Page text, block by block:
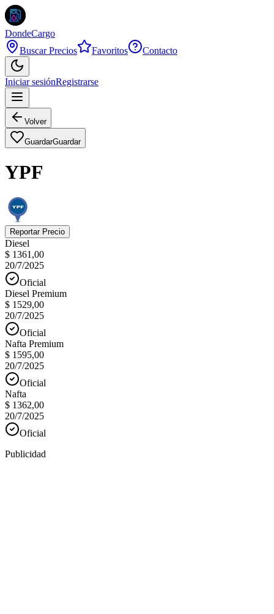
DondeCargo
Buscar Precios
Favoritos Contacto
Iniciar sesiónRegistrarse
Volver
GuardarGuardar
YPF
Reportar Precio
Diesel
$ 1361,00
20/7/2025
Oficial
Diesel Premium
$ 1529,00
20/7/2025
Oficial
Nafta Premium
$ 1595,00
20/7/2025
Oficial
Nafta
$ 1362,00
20/7/2025
Oficial
Publicidad